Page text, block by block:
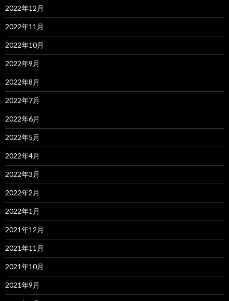
2022年12月
2022年11月
2022年10月
2022年9月
2022年8月
2022年7月
2022年6月
2022年5月
2022年4月
2022年3月
2022年2月
2022年1月
2021年12月
2021年11月
2021年10月
2021年9月